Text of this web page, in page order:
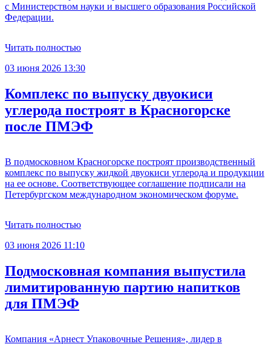
с Министерством науки и высшего образования Российской
Федерации.
Читать полностью
03 июня 2026 13:30
Комплекс по выпуску двуокиси
углерода построят в Красногорске
после ПМЭФ
В подмосковном Красногорске построят производственный
комплекс по выпуску жидкой двуокиси углерода и продукции
на ее основе. Соответствующее соглашение подписали на
Петербургском международном экономическом форуме.
Читать полностью
03 июня 2026 11:10
Подмосковная компания выпустила
лимитированную партию напитков
для ПМЭФ
Компания «Арнест Упаковочные Решения», лидер в